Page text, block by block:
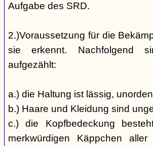
Aufgabe des SRD.
2.)Voraussetzung für die
sie erkennt. Nachfolgend
aufgezählt:
a.) die Haltung ist lässig,
b.) Haare und Kleidung sind
c.) die Kopfbedeckung
merkwürdigen Käppchen